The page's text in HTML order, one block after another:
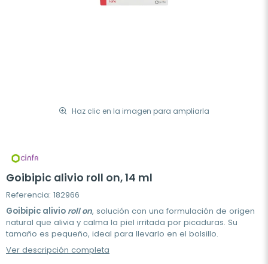
Haz clic en la imagen para ampliarla
Goibipic alivio roll on, 14 ml
Referencia: 182966
Goibipic alivio roll on, solución con una formulación de origen
natural que alivia y calma la piel irritada por picaduras. Su
tamaño es pequeño, ideal para llevarlo en el bolsillo.
Ver descripción completa